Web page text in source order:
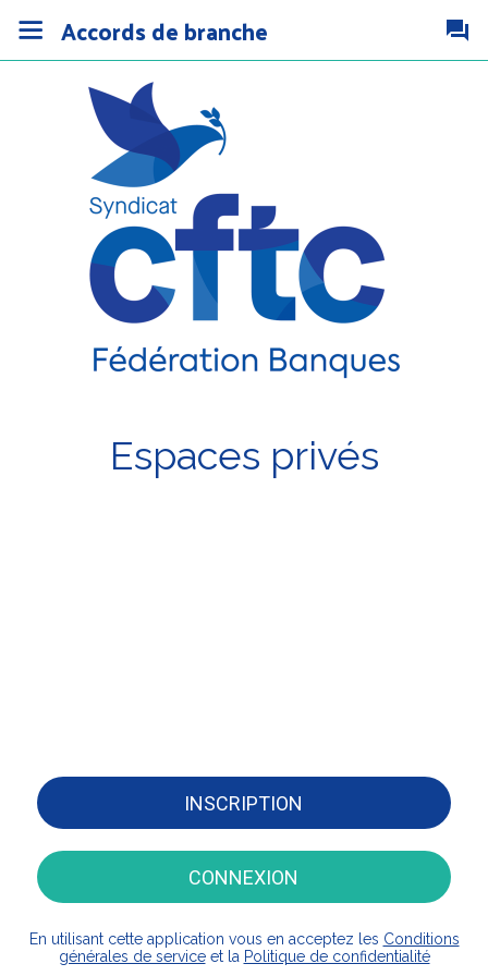
Accords de branche
Espaces privés
INSCRIPTION
CONNEXION
En utilisant cette application vous en acceptez les Conditions
générales de serviceet la Politique de confidentialité